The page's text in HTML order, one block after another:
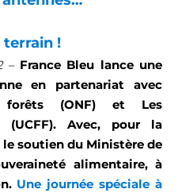
terrain !
– France Bleu lance une
en partenariat avec
forêts (ONF) et Les
(UCFF). Avec, pour la
soutien du Ministère de
alimentaire, à
Une journée spéciale à